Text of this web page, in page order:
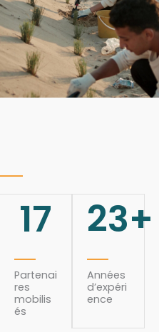
17
Partenai
res
mobilis
és
23+
Années
d’expéri
ence